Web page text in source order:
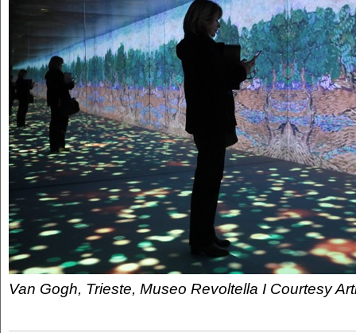
Van Gogh, Trieste, Museo Revoltella I Courtesy